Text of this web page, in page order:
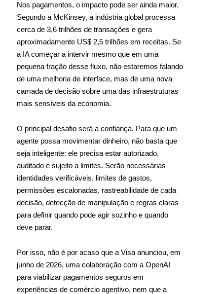
Nos pagamentos, o impacto pode ser ainda maior.
Segundo a McKinsey, a indústria global processa
cerca de 3,6 trilhões de transações e gera
aproximadamente US$ 2,5 trilhões em receitas. Se
a IA começar a intervir mesmo que em uma
pequena fração desse fluxo, não estaremos falando
de uma melhoria de interface, mas de uma nova
camada de decisão sobre uma das infraestruturas
mais sensíveis da economia.
O principal desafio será a confiança. Para que um
agente possa movimentar dinheiro, não basta que
seja inteligente: ele precisa estar autorizado,
auditado e sujeito a limites. Serão necessárias
identidades verificáveis, limites de gastos,
permissões escalonadas, rastreabilidade de cada
decisão, detecção de manipulação e regras claras
para definir quando pode agir sozinho e quando
deve parar.
Por isso, não é por acaso que a Visa anunciou, em
junho de 2026, uma colaboração com a OpenAI
para viabilizar pagamentos seguros em
experiências de comércio agentivo, nem que a